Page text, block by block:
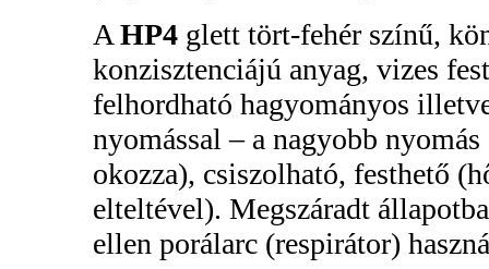
A HP4 glett tört-fehér színű,
konzisztenciájú anyag, vizes
felhordható hagyományos
nyomással – a nagyobb nyomás
okozza), csiszolható, festhető
elteltével). Megszáradt
ellen porálarc (respirátor)